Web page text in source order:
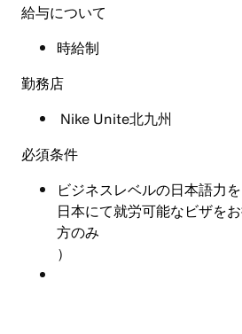
給与について
時給制
勤務店
Nike Unite北九州
必須条件
ビジネスレベルの日本語力
日本にて就労可能なビザを
方のみ
）